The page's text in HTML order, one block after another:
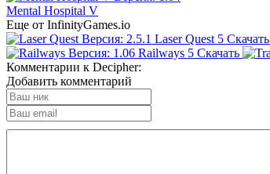
Mental Hospital V
Еще от InfinityGames.io
Laser Quest 5 Скачать
Railways 5 Скачать
Комментарии к Decipher:
Добавить комментарий